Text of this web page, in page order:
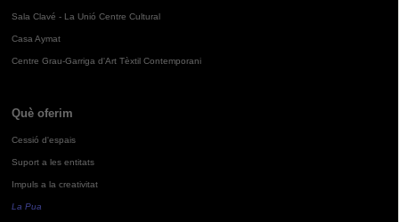
Sala Clavé - La Unió Centre Cultural
Casa Aymat
Centre Grau-Garriga d'Art Tèxtil Contemporani
Què oferim
Cessió d'espais
Suport a les entitats
Impuls a la creativitat
La Pua